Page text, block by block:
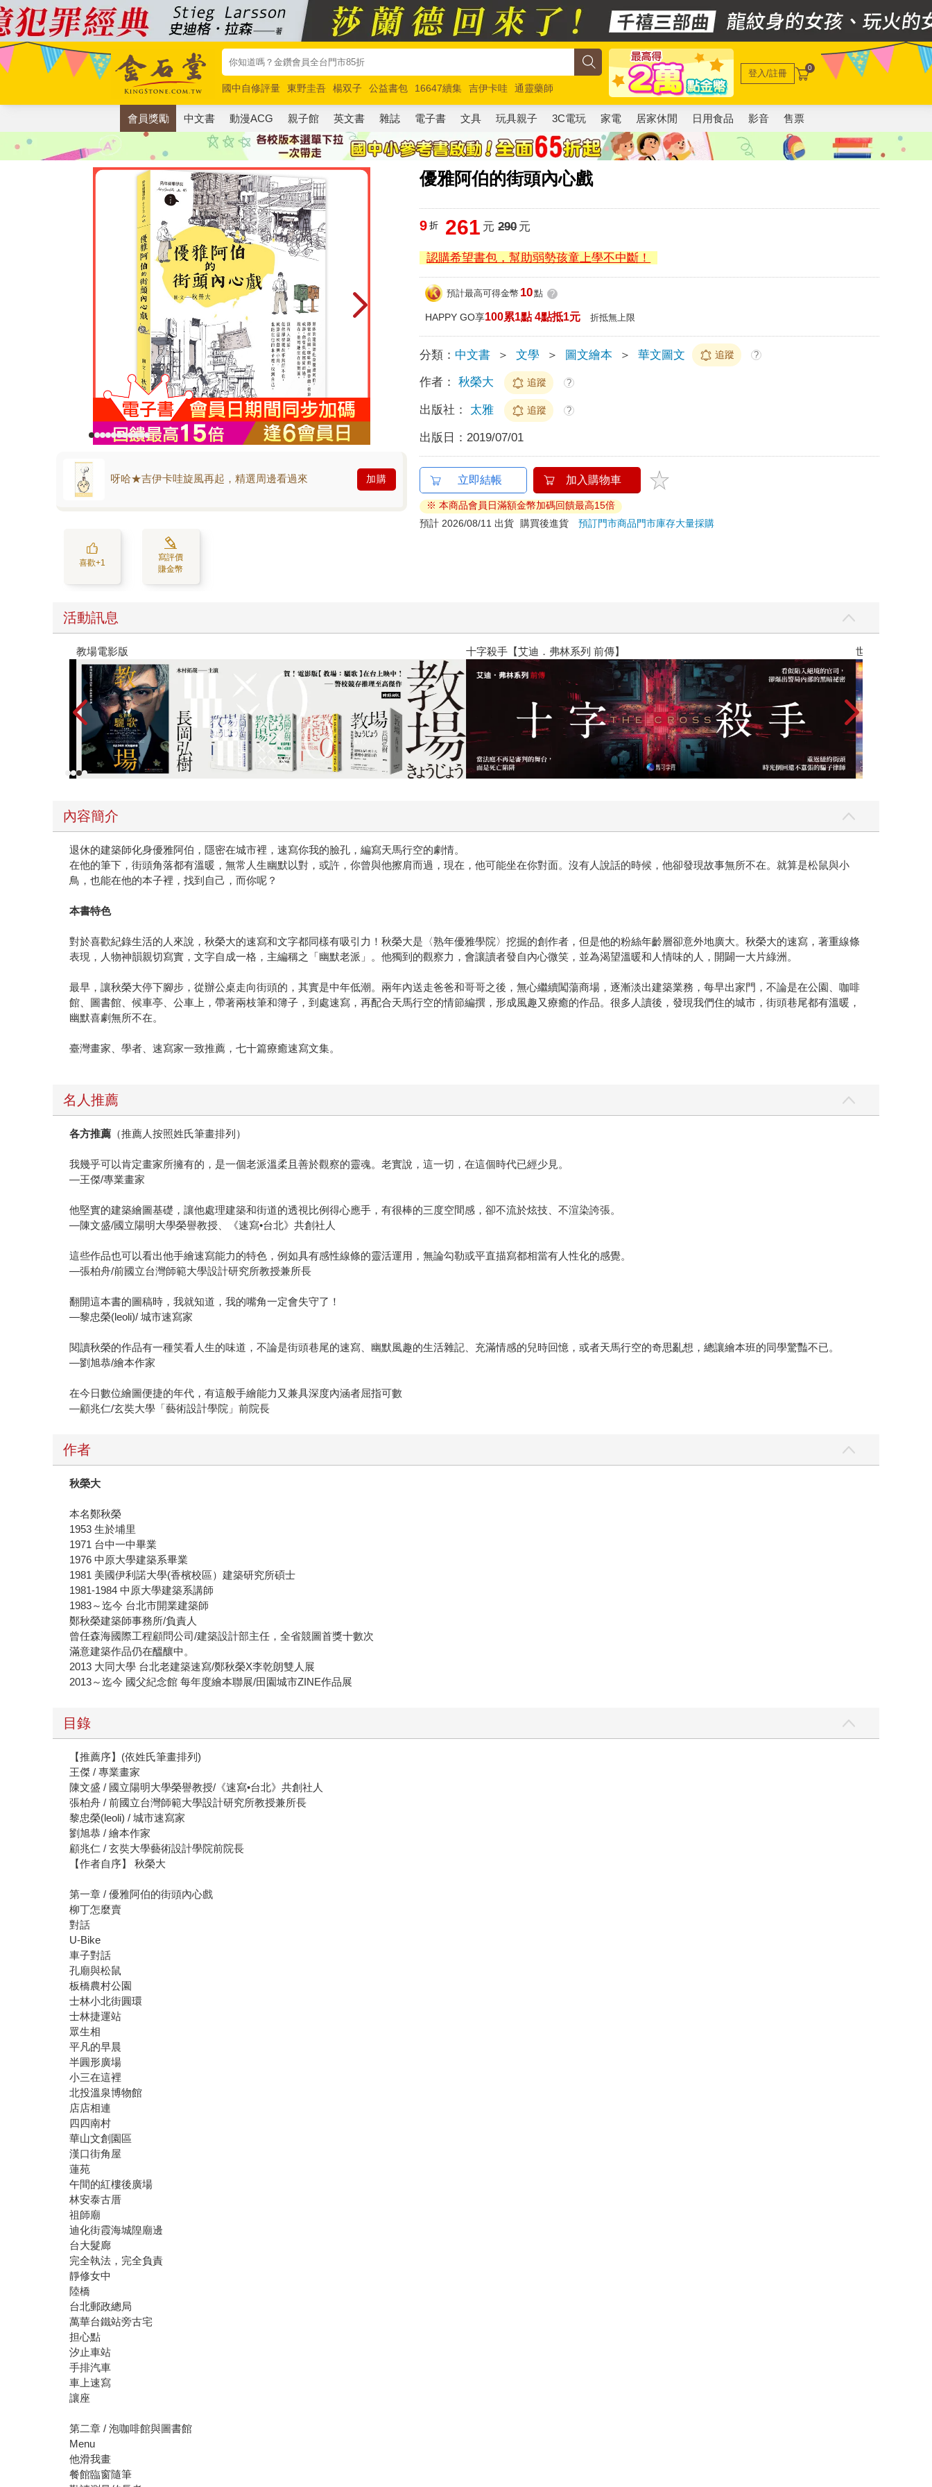
國中自修評量 東野圭吾 楊双子 公益書包 16647續集 吉伊卡哇
通靈藥師
唯紅花綻放
奧德賽 路邊攤新作 馬斯克 玩具總動員5 超慢跑
登入/註冊 0
會員獎勵 中文書 動漫ACG 親子館 英文書 雜誌 電子書 文具 玩具親子 3C電玩 家電 居家休閒 日用食品 影音 售票
優雅阿伯的街頭內心戲
呀哈★吉伊卡哇旋風再起，精選周邊看過來 加購
喜歡+1
寫評價
賺金幣
9 折 261 元 290元
認購希望書包，幫助弱勢孩童上學不中斷！
預計最高可得金幣 10點 ?
HAPPY GO享100累1點 4點抵1元 折抵無上限
分類： 中文書 ＞ 文學 ＞ 圖文繪本 ＞ 華文圖文 追蹤 ?
作者： 秋榮大 追蹤 ?
出版社： 太雅 追蹤 ?
出版日： 2019/07/01
立即結帳 加入購物車
※ 本商品會員日滿額金幣加碼回饋最高15倍
預計 2026/08/11 出貨
購買後進貨預訂門市商品門市庫存大量採購
活動訊息
教場電影版 十字殺手【艾迪．弗林系列 前傳】 世界上最透明
內容簡介
退休的建築師化身優雅阿伯，隱密在城市裡，速寫你我的臉孔，編寫天馬行空的劇情。
在他的筆下，街頭角落都有溫暖，無常人生幽默以對，或許，你曾與他擦肩而過，現在，他可能坐在你對面。沒有人說話的時候，他卻發現故事無所不在。就算是松鼠與小
鳥，也能在他的本子裡，找到自己，而你呢？
本書特色
對於喜歡紀錄生活的人來說，秋榮大的速寫和文字都同樣有吸引力！秋榮大是〈熟年優雅學院〉挖掘的創作者，但是他的粉絲年齡層卻意外地廣大。秋榮大的速寫，著重線條
表現，人物神韻親切寫實，文字自成一格，主編稱之「幽默老派」。他獨到的觀察力，會讓讀者發自內心微笑，並為渴望溫暖和人情味的人，開闢一大片綠洲。
最早，讓秋榮大停下腳步，從辦公桌走向街頭的，其實是中年低潮。兩年內送走爸爸和哥哥之後，無心繼續闖蕩商場，逐漸淡出建築業務，每早出家門，不論是在公園、咖啡
館、圖書館、候車亭、公車上，帶著兩枝筆和簿子，到處速寫，再配合天馬行空的情節編撰，形成風趣又療癒的作品。很多人讀後，發現我們住的城市，街頭巷尾都有溫暖，
幽默喜劇無所不在。
臺灣畫家、學者、速寫家一致推薦，七十篇療癒速寫文集。
名人推薦
各方推薦 （推薦人按照姓氏筆畫排列）
我幾乎可以肯定畫家所擁有的，是一個老派溫柔且善於觀察的靈魂。老實說，這一切，在這個時代已經少見。
—王傑/專業畫家
他堅實的建築繪圖基礎，讓他處理建築和街道的透視比例得心應手，有很棒的三度空間感，卻不流於炫技、不渲染誇張。
—陳文盛/國立陽明大學榮譽教授、《速寫•台北》共創社人
這些作品也可以看出他手繪速寫能力的特色，例如具有感性線條的靈活運用，無論勾勒或平直描寫都相當有人性化的感覺。
—張柏舟/前國立台灣師範大學設計研究所教授兼所長
翻開這本書的圖稿時，我就知道，我的嘴角一定會失守了！
—黎忠榮(leoli)/ 城市速寫家
閱讀秋榮的作品有一種笑看人生的味道，不論是街頭巷尾的速寫、幽默風趣的生活雜記、充滿情感的兒時回憶，或者天馬行空的奇思亂想，總讓繪本班的同學驚豔不已。
—劉旭恭/繪本作家
在今日數位繪圖便捷的年代，有這般手繪能力又兼具深度內涵者屈指可數
—顧兆仁/玄奘大學「藝術設計學院」前院長
作者
秋榮大
本名鄭秋榮
1953 生於埔里
1971 台中一中畢業
1976 中原大學建築系畢業
1981 美國伊利諾大學(香檳校區）建築研究所碩士
1981-1984 中原大學建築系講師
1983～迄今 台北市開業建築師
鄭秋榮建築師事務所/負責人
曾任森海國際工程顧問公司/建築設計部主任，全省競圖首獎十數次
滿意建築作品仍在醞釀中。
2013 大同大學 台北老建築速寫/鄭秋榮X李乾朗雙人展
2013～迄今 國父紀念館 每年度繪本聯展/田園城市ZINE作品展
目錄
【推薦序】(依姓氏筆畫排列)
王傑 / 專業畫家
陳文盛 / 國立陽明大學榮譽教授/《速寫•台北》共創社人
張柏舟 / 前國立台灣師範大學設計研究所教授兼所長
黎忠榮(leoli) / 城市速寫家
劉旭恭 / 繪本作家
顧兆仁 / 玄奘大學藝術設計學院前院長
【作者自序】 秋榮大
第一章 / 優雅阿伯的街頭內心戲
柳丁怎麼賣
對話
U-Bike
車子對話
孔廟與松鼠
板橋農村公園
士林小北街圓環
士林捷運站
眾生相
平凡的早晨
半圓形廣場
小三在這裡
北投溫泉博物館
店店相連
四四南村
華山文創園區
漢口街角屋
蓮苑
午間的紅樓後廣場
林安泰古厝
祖師廟
迪化街霞海城隍廟邊
台大髮廊
完全執法，完全負責
靜修女中
陸橋
台北郵政總局
萬華台鐵站旁古宅
担心點
汐止車站
手排汽車
車上速寫
讓座
第二章 / 泡咖啡館與圖書館
Menu
他滑我畫
餐館臨窗隨筆